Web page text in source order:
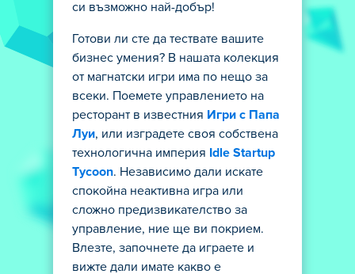
си възможно най-добър!
Готови ли сте да тествате вашите
бизнес умения? В нашата колекция
от магнатски игри има по нещо за
всеки. Поемете управлението на
ресторант в известния Игри с Папа
Луи, или изградете своя собствена
технологична империя Idle Startup
Tycoon. Независимо дали искате
спокойна неактивна игра или
сложно предизвикателство за
управление, ние ще ви покрием.
Влезте, започнете да играете и
вижте дали имате какво е